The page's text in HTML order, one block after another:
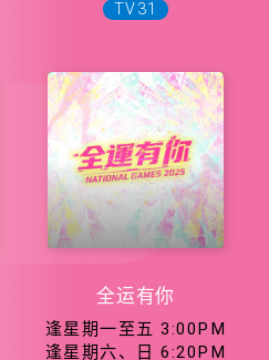
TV31
全运有你
逢星期一至五 3:00PM
逢星期六、日 6:20PM